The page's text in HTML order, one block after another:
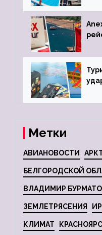
Метки
АВИАНОВОСТИ
БЕЛГОРОДСКОЙ
ВЛАДИМИР
ЗЕМЛЕТРЯСЕНИЯ
КЛИМАТ